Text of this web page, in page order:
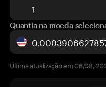
Quantia na moeda
Última atualização em 06/08,